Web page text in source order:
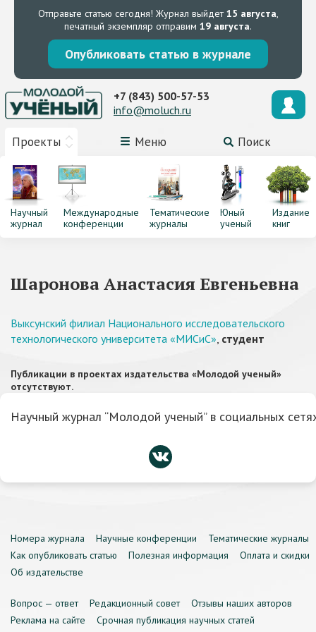
Отправьте статью сегодня! Журнал выйдет15 августа,
печатный экземпляр отправим 19 августа.
Опубликовать статью в журнале
Проекты Меню Поиск
+7 (843) 500-57-53
info@moluch.ru
Научный
журнал
Международные
конференции
Тематические
журналы
Юный
ученый
Издание
книг
Шаронова Анастасия Евгеньевна
Выксунский филиал Национального исследовательского
технологического университета «МИСиС», студент
Публикации в проектах издательства «Молодой ученый»
отсутствуют.
Научный журнал “Молодой ученый” в социальных
Номера журнала Научные конференции
Тематические журналы
Как опубликовать статью
Полезная информация
Оплата и скидки
Об издательстве
Вопрос — ответ Редакционный совет
Отзывы наших авторов
Реклама на сайте
Срочная публикация научных статей